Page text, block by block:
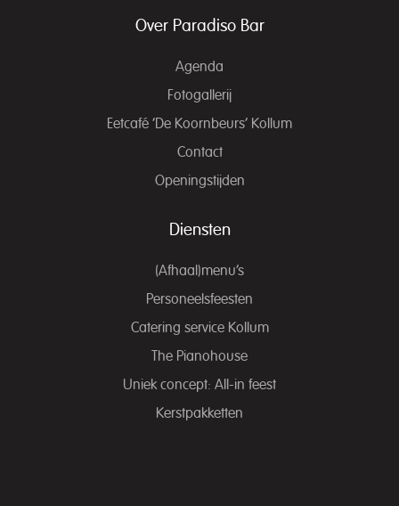
Over Paradiso Bar
Agenda
Fotogallerij
Eetcafé ‘De Koornbeurs’ Kollum
Contact
Openingstijden
Diensten
(Afhaal)menu’s
Personeelsfeesten
Catering service Kollum
The Pianohouse
Uniek concept: All-in feest
Kerstpakketten